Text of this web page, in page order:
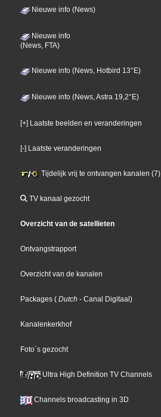
Nieuwe info (News)
Nieuwe info
(News, FTA)
Nieuwe info (News, Hotbird 13°E)
Nieuwe info (News, Astra 19,2°E)
[+] Laatste beelden en veranderingen
[-] Laatste veranderingen
Tijdelijk vrij te ontvangen kanalen (7)
TV kanaal gezocht
Overzicht van de satellieten
Ontvangstrapport
Overzicht van de kanalen
Packages ( Dutch - Canal Digitaal)
Kanalenkerkhof
Foto´s gezocht
Ultra High Definition TV Channels
Channels broadcasting in 3D